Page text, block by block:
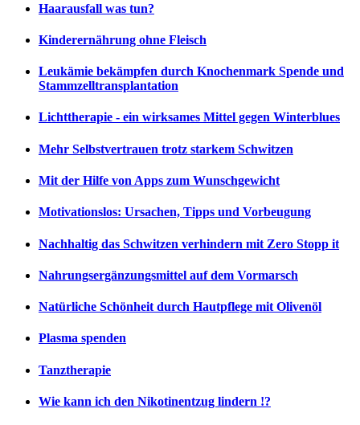
Haarausfall was tun?
Kinderernährung ohne Fleisch
Leukämie bekämpfen durch Knochenmark Spende und
Stammzelltransplantation
Lichttherapie - ein wirksames Mittel gegen Winterblues
Mehr Selbstvertrauen trotz starkem Schwitzen
Mit der Hilfe von Apps zum Wunschgewicht
Motivationslos: Ursachen, Tipps und Vorbeugung
Nachhaltig das Schwitzen verhindern mit Zero Stopp it
Nahrungsergänzungsmittel auf dem Vormarsch
Natürliche Schönheit durch Hautpflege mit Olivenöl
Plasma spenden
Tanztherapie
Wie kann ich den Nikotinentzug lindern !?